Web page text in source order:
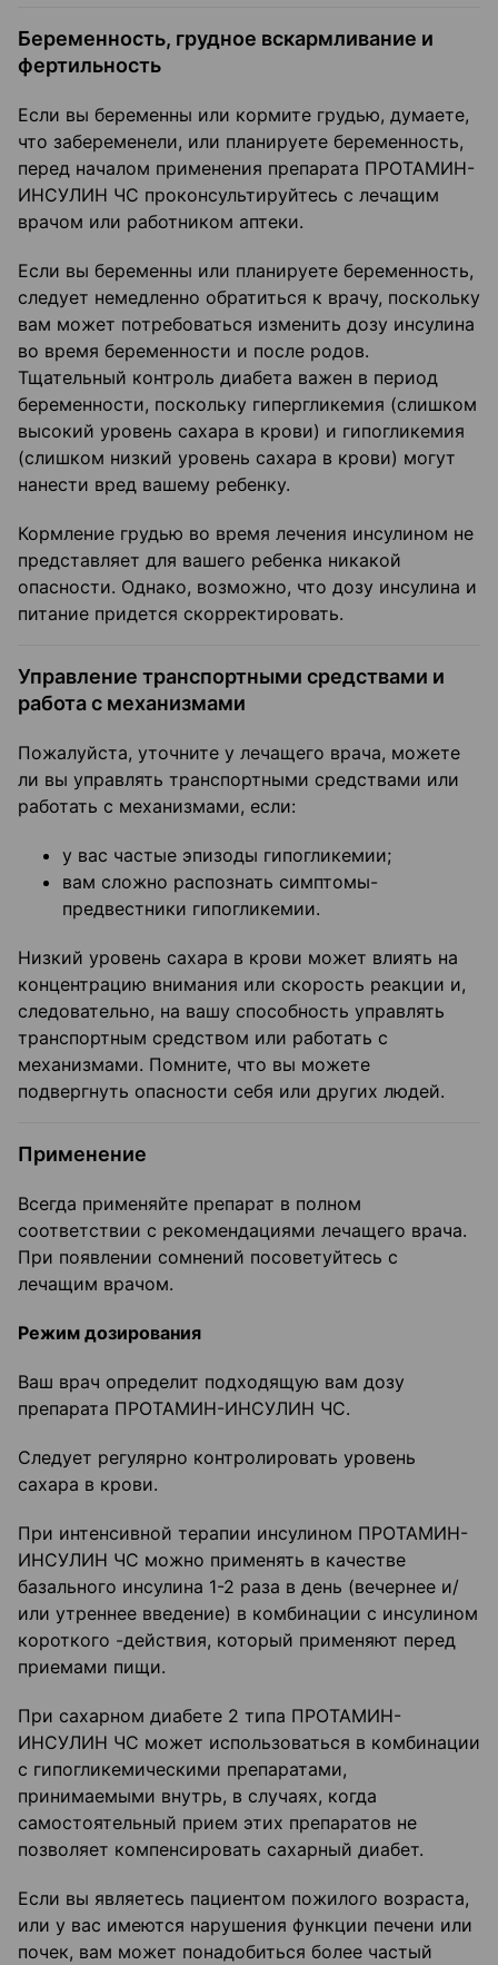
Беременность, грудное вскармливание и
фертильность
Если вы беременны или кормите грудью, думаете,
что забеременели, или планируете беременность,
перед началом применения препарата ПРОТАМИН-
ИНСУЛИН ЧС проконсультируйтесь с лечащим
врачом или работником аптеки.
Если вы беременны или планируете беременность,
следует немедленно обратиться к врачу, поскольку
вам может потребоваться изменить дозу инсулина
во время беременности и после родов.
Тщательный контроль диабета важен в период
беременности, поскольку гипергликемия (слишком
высокий уровень сахара в крови) и гипогликемия
(слишком низкий уровень сахара в крови) могут
нанести вред вашему ребенку.
Кормление грудью во время лечения инсулином не
представляет для вашего ребенка никакой
опасности. Однако, возможно, что дозу инсулина и
питание придется скорректировать.
Управление транспортными средствами и
работа с механизмами
Пожалуйста, уточните у лечащего врача, можете
ли вы управлять транспортными средствами или
работать с механизмами, если:
у вас частые эпизоды гипогликемии;
вам сложно распознать симптомы-
предвестники гипогликемии.
Низкий уровень сахара в крови может влиять на
концентрацию внимания или скорость реакции и,
следовательно, на вашу способность управлять
транспортным средством или работать с
механизмами. Помните, что вы можете
подвергнуть опасности себя или других людей.
Применение
Всегда применяйте препарат в полном
соответствии с рекомендациями лечащего врача.
При появлении сомнений посоветуйтесь с
лечащим врачом.
Режим дозирования
Ваш врач определит подходящую вам дозу
препарата ПРОТАМИН-ИНСУЛИН ЧС.
Следует регулярно контролировать уровень
сахара в крови.
При интенсивной терапии инсулином ПРОТАМИН-
ИНСУЛИН ЧС можно применять в качестве
базального инсулина 1-2 раза в день (вечернее и/
или утреннее введение) в комбинации с инсулином
короткого -действия, который применяют перед
приемами пищи.
При сахарном диабете 2 типа ПРОТАМИН-
ИНСУЛИН ЧС может использоваться в комбинации
с гипогликемическими препаратами,
принимаемыми внутрь, в случаях, когда
самостоятельный прием этих препаратов не
позволяет компенсировать сахарный диабет.
Если вы являетесь пациентом пожилого возраста,
или у вас имеются нарушения функции печени или
почек, вам может понадобиться более частый